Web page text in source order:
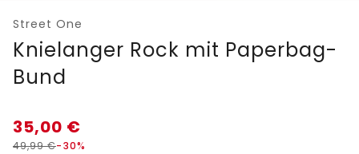
Street One
Knielanger Rock mit Paperbag-
Bund
35,00 €
49,99€-30%